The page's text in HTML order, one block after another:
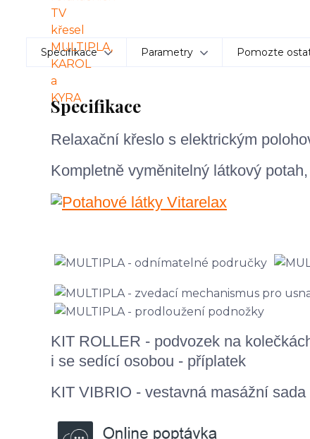
Specifikace Parametry Pomozte
Specifikace
Relaxační křeslo s elektrickým
Kompletně vyměnitelný látkový potah,
KIT ROLLER - podvozek na
i se sedící osobou - příplatek
KIT VIBRIO - vestavná masážní sada